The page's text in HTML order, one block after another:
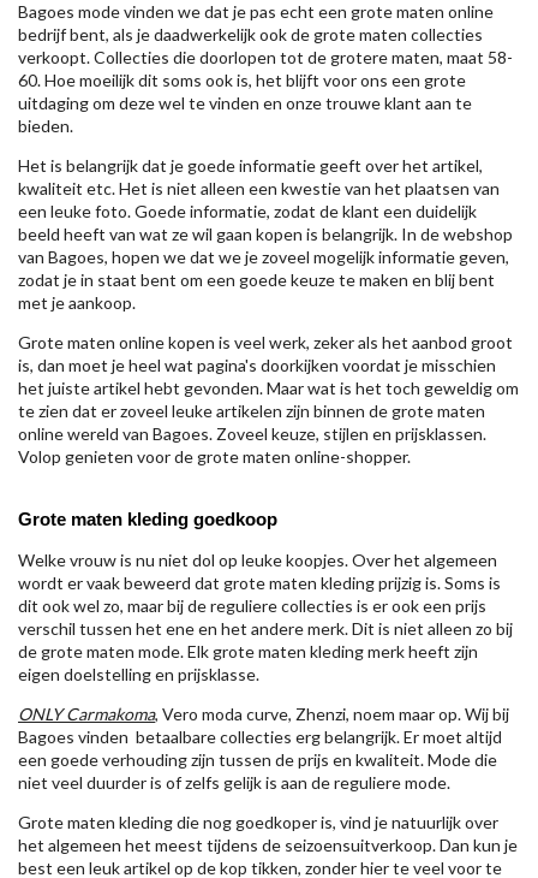
Bagoes mode vinden we dat je pas echt een grote maten online
bedrijf bent, als je daadwerkelijk ook de grote maten collecties
verkoopt. Collecties die doorlopen tot de grotere maten, maat 58-
60. Hoe moeilijk dit soms ook is, het blijft voor ons een grote
uitdaging om deze wel te vinden en onze trouwe klant aan te
bieden.
Het is belangrijk dat je goede informatie geeft over het artikel,
kwaliteit etc. Het is niet alleen een kwestie van het plaatsen van
een leuke foto. Goede informatie, zodat de klant een duidelijk
beeld heeft van wat ze wil gaan kopen is belangrijk. In de webshop
van Bagoes, hopen we dat we je zoveel mogelijk informatie geven,
zodat je in staat bent om een goede keuze te maken en blij bent
met je aankoop.
Grote maten online kopen is veel werk, zeker als het aanbod groot
is, dan moet je heel wat pagina's doorkijken voordat je misschien
het juiste artikel hebt gevonden. Maar wat is het toch geweldig om
te zien dat er zoveel leuke artikelen zijn binnen de grote maten
online wereld van Bagoes. Zoveel keuze, stijlen en prijsklassen.
Volop genieten voor de grote maten online-shopper.
Grote maten kleding goedkoop
Welke vrouw is nu niet dol op leuke koopjes. Over het algemeen
wordt er vaak beweerd dat grote maten kleding prijzig is. Soms is
dit ook wel zo, maar bij de reguliere collecties is er ook een prijs
verschil tussen het ene en het andere merk. Dit is niet alleen zo bij
de grote maten mode. Elk grote maten kleding merk heeft zijn
eigen doelstelling en prijsklasse.
ONLY Carmakoma, Vero moda curve, Zhenzi, noem maar op. Wij bij
Bagoes vinden betaalbare collecties erg belangrijk. Er moet altijd
een goede verhouding zijn tussen de prijs en kwaliteit. Mode die
niet veel duurder is of zelfs gelijk is aan de reguliere mode.
Grote maten kleding die nog goedkoper is, vind je natuurlijk over
het algemeen het meest tijdens de seizoensuitverkoop. Dan kun je
best een leuk artikel op de kop tikken, zonder hier te veel voor te